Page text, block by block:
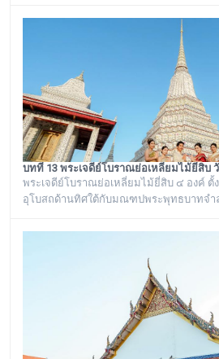
๖ หลัง เรียงรายอยู่บริเวณท่าน้ำของวัดอรุณ
เจ้าพระยา ซึ่งเก๋งจีนแต่ละหลังจะมีเอกลัก
เช่น ศาลาเก๋งจีนหน้าทางเข้าพระปรางค์ จ
พระเจดีย์โบราณย่อเหลี่ยมไม้ยี่สิบ ๔ องค์ ตั้ง
อุโบสถด้านทิศใต้กับมณฑปพระพุทธบาทจำล
ลักษณะแบบเดียวกัน มีขนาดเท่ากันทั้งหมด คื
ถือปูนย่อเหลี่ยมไม้ยี่สิบ ประดับด้วยกระเบื้อง
ลวดลายดอกไม้และลายอื่นๆ มีความวิจิตรง